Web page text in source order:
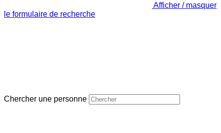
Afficher / masquer
le formulaire de recherche
Chercher une personne